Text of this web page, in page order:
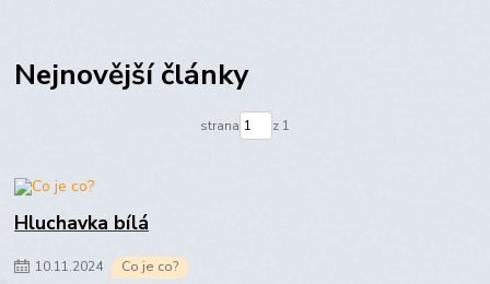
Nejnovější články
strana z 1
Hluchavka bílá
10.11.2024 Co je co?